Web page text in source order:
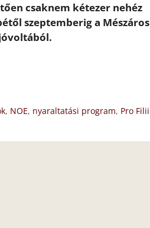
csaknem kétezer nehéz
szeptemberig a Mészáros
, NOE, nyaraltatási program, Pro Filii